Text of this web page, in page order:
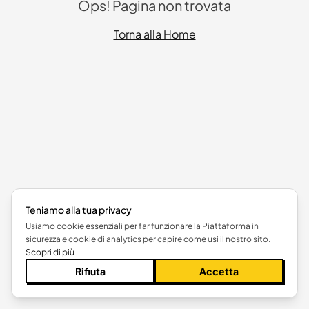
Ops! Pagina non trovata
Torna alla Home
Teniamo alla tua privacy
Usiamo cookie essenziali per far funzionare la Piattaforma in
sicurezza e cookie di analytics per capire come usi il nostro sito.
Scopri di più
Rifiuta Accetta